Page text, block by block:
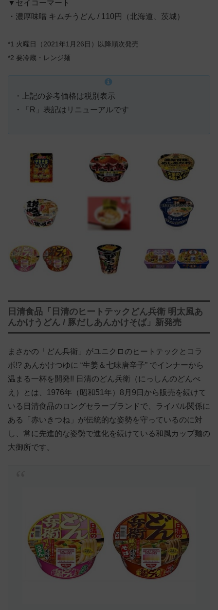
▼セイコーマート
・濃厚味噌 キムチうどん / 110円（北海道、茨城）
*1 火曜日（2021年1月26日）以降順次発売
*2 要冷蔵・レンジ麺
・上記の参考価格は税別表示
・「R」表記はリニューアルです
日清食品「日清のヒートテックどん兵衛 明太風あ
んかけうどん / 豚だしあんかけそば」新発売
まさかの「どん兵衛」がユニクロのヒートテックとコラ
ボ!? あんかけつゆに “生姜＆七味唐辛子” でインナーから
温まる一杯を開発!! 日清のどん兵衛（にっしんのどんべ
え）とは、1976年（昭和51年）8月9日から販売を続けて
いる日清食品のロングセラーブランドで、ライバル関係に
ある「赤いきつね」が伝統的な姿勢を守っているのに対
し、常に先進的な姿勢で進化を続けている和風カップ麺の
大御所です。